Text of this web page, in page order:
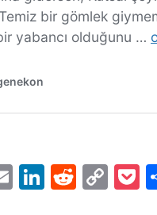
EmailLinkedIn
Reddit